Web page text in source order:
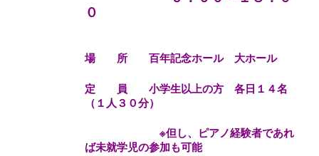
０
場 所 百年記念ホール 大ホール
定 員 小学生以上の方 各日１４名
（１人３０分）
※但し、ピアノ経験者であれ
ば未就学児の参加も可能